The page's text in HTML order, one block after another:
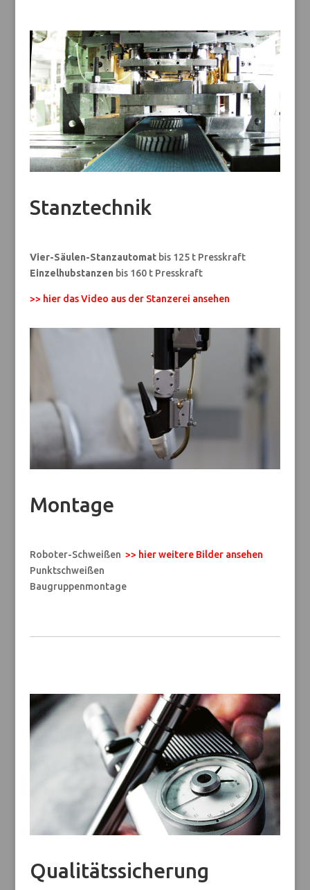
Stanztechnik
Vier-Säulen-Stanzautomatbis 125 t Presskraft
Einzelhubstanzen bis 160 t Presskraft
>> hier das Video aus der Stanzerei ansehen
Montage
Roboter-Schweißen >> hier weitere Bilder ansehen
Punktschweißen
Baugruppenmontage
Qualitätssicherung